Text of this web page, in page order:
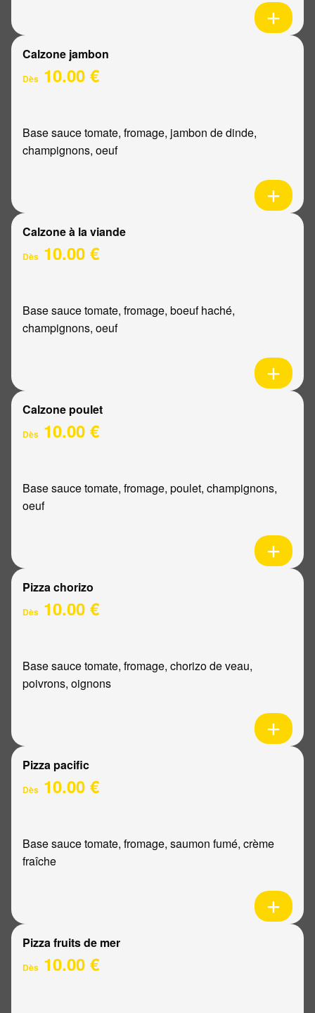
Calzone jambon
Dès 10.00 €
Base sauce tomate, fromage, jambon de dinde,
champignons, oeuf
Calzone à la viande
Dès 10.00 €
Base sauce tomate, fromage, boeuf haché,
champignons, oeuf
Calzone poulet
Dès 10.00 €
Base sauce tomate, fromage, poulet, champignons,
oeuf
Pizza chorizo
Dès 10.00 €
Base sauce tomate, fromage, chorizo de veau,
poivrons, oignons
Pizza pacific
Dès 10.00 €
Base sauce tomate, fromage, saumon fumé, crème
fraîche
Pizza fruits de mer
Dès 10.00 €